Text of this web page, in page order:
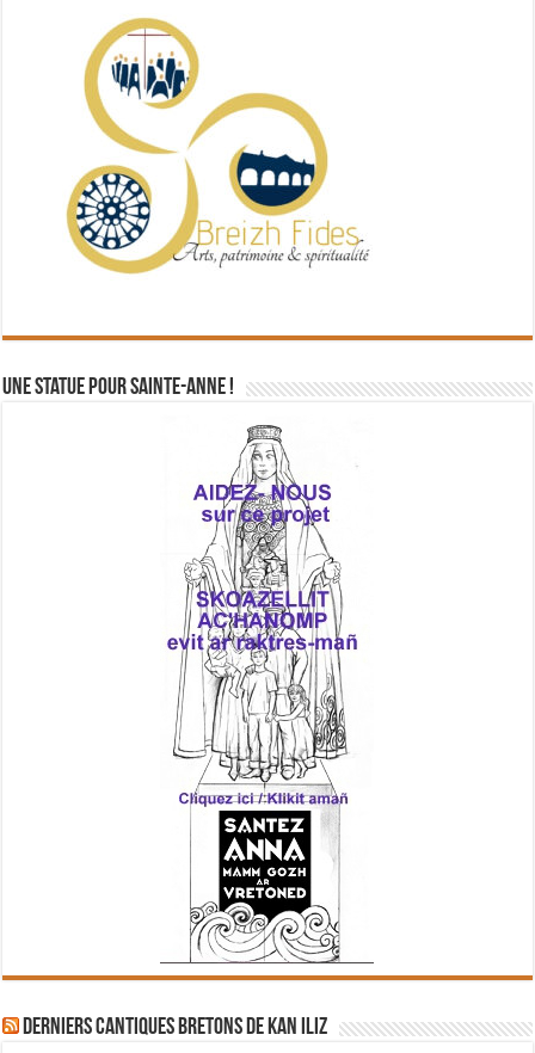
Une statue pour Sainte-Anne !
Derniers cantiques bretons de Kan Iliz